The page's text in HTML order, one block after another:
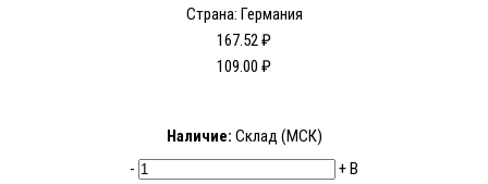
Страна: Германия
167.52 ₽
109.00 ₽
Наличие: Склад (МСК)
-
+В